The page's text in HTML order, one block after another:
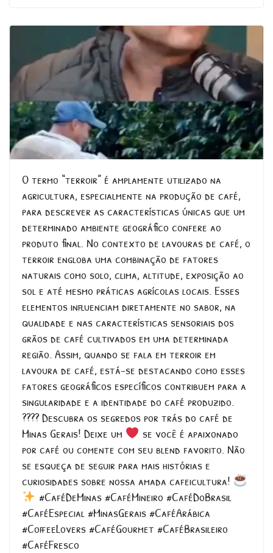
O termo “terroir” é amplamente utilizado na
agricultura, especialmente na produção de café,
para descrever as características únicas que um
determinado ambiente geográfico confere ao
produto final. No contexto de lavouras de café, o
terroir engloba uma combinação de fatores
naturais como solo, clima, altitude, exposição ao
sol e até mesmo práticas agrícolas locais. Esses
elementos influenciam diretamente no sabor, na
qualidade e nas características sensoriais dos
grãos de café cultivados em uma determinada
região. Assim, quando se fala em terroir em
lavoura de café, está-se destacando como esses
fatores geográficos específicos contribuem para a
singularidade e a identidade do café produzido.
???? Descubra os segredos por trás do café de
Minas Gerais! Deixe um
se você é apaixonado
por café ou comente com seu blend favorito. Não
se esqueça de seguir para mais histórias e
curiosidades sobre nossa amada cafeicultura!
#CaféDeMinas #CaféMineiro #CaféDoBrasil
#CaféEspecial #MinasGerais #CaféArábica
#CoffeeLovers #CaféGourmet #CaféBrasileiro
#CaféFresco